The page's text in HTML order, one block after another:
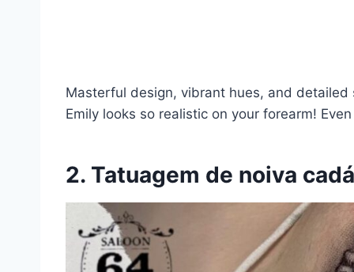
Masterful design, vibrant hues, and detailed
Emily looks so realistic on your forearm!
2. Tatuagem de noiva